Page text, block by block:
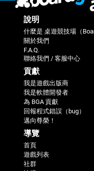
說明
什麼是 桌遊競技場（
關於我們
F.A.Q.
聯絡我們 / 客服中心
貢獻
我是遊戲出版商
我是軟體開發者
為 BGA 貢獻
回報程式錯誤（bug）
邁向尊榮！
導覽
首頁
遊戲列表
社群